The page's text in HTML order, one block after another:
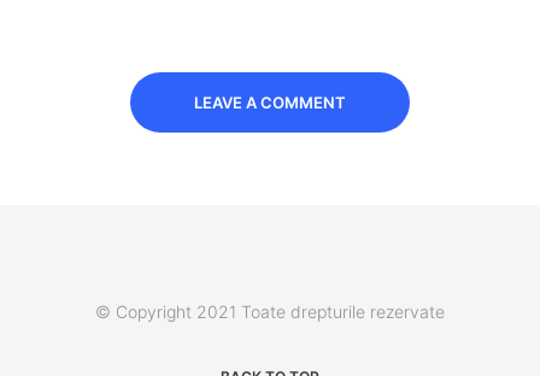
LEAVE A COMMENT
© Copyright 2021 Toate drepturile rezervate